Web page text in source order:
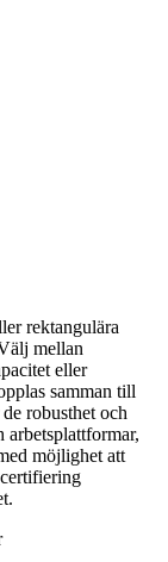
rektangulära
mellan
eller
samman till
robusthet och
möjlighet att